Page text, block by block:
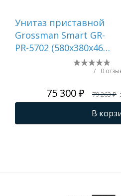
Унитаз приставной
Grossman Smart GR-
PR-5702 (580х380х460)
белый,1 место
/ 0
75 300 ₽ 79 263 ₽
В